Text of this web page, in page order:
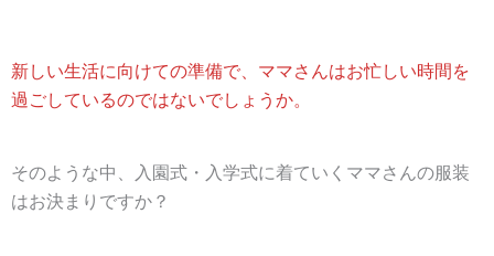
新しい生活に向けての準備で、ママさんはお忙しい時間を
過ごしているのではないでしょうか。
そのような中、入園式・入学式に着ていくママさんの服装
はお決まりですか？